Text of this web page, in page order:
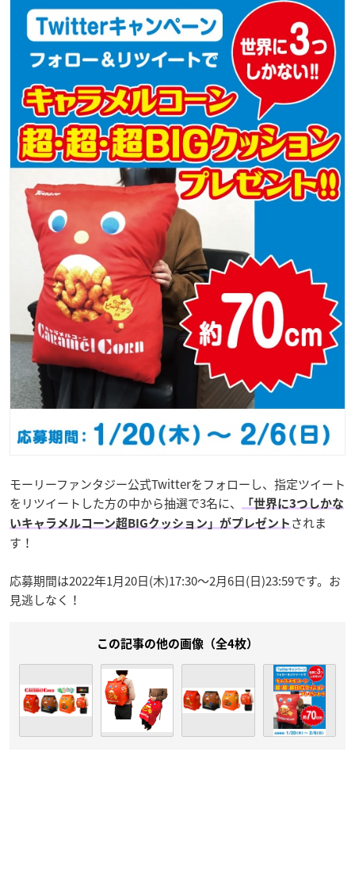
モーリーファンタジー公式Twitterをフォローし、指定ツイート
をリツイートした方の中から抽選で3名に、
「世界に3つしかな
いキャラメルコーン超BIGクッション」がプレゼント されま
す！
応募期間は2022年1月20日(木)17:30～2月6日(日)23:59です。お
見逃しなく！
この記事の他の画像（全4枚）